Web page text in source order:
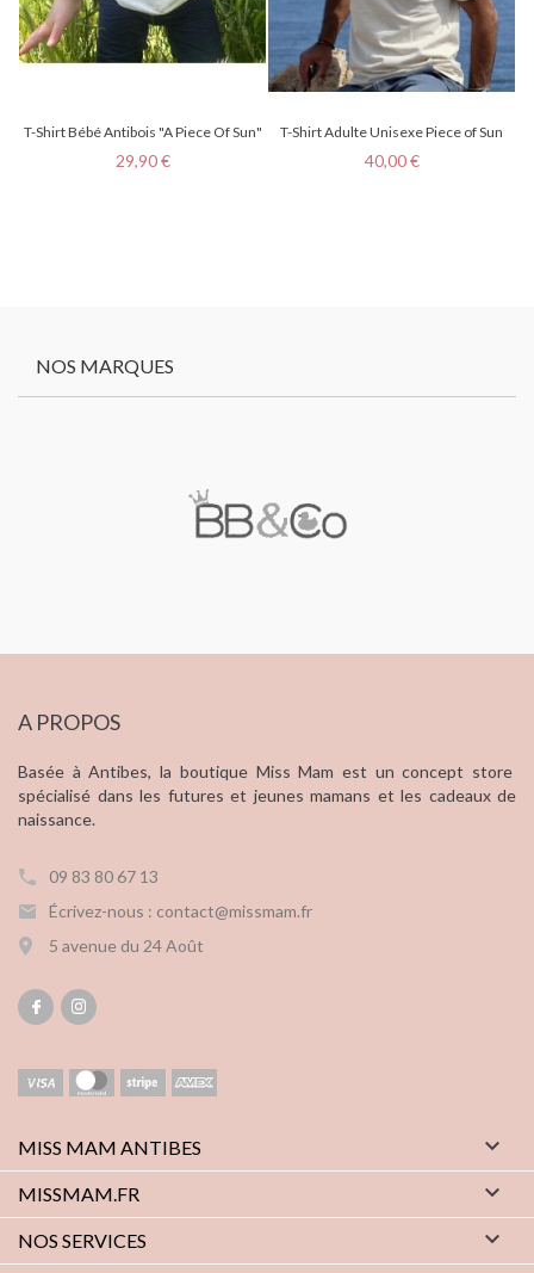
T-Shirt Bébé Antibois "A Piece Of Sun"
Prix
29,90 €
T-Shirt Adulte Unisexe Piece of Sun
Prix
40,00 €
NOS MARQUES
A PROPOS
Basée à Antibes, la boutique Miss Mam est un concept store
spécialisé dans les futures et jeunes mamans et les cadeaux de
naissance.
09 83 80 67 13
Écrivez-nous : contact@missmam.fr
5 avenue du 24 Août
MISS MAM ANTIBES 
MISSMAM.FR 
NOS SERVICES
